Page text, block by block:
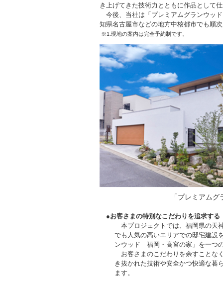
き上げてきた技術力とともに作品として
今後、当社は「プレミアムグランウッ
知県名古屋市などの地方中核都市でも順
※1.現地の案内は完全予約制です。
「プレミアム
●お客さまの特別なこだわりを追求する
本プロジェクトでは、福岡県の天
でも人気の高いエリアでの邸宅建設
ンウッド
福岡・高宮の家」を一つ
お客さまのこだわりを余すことな
き抜かれた技術や安全かつ快適な暮
ます。